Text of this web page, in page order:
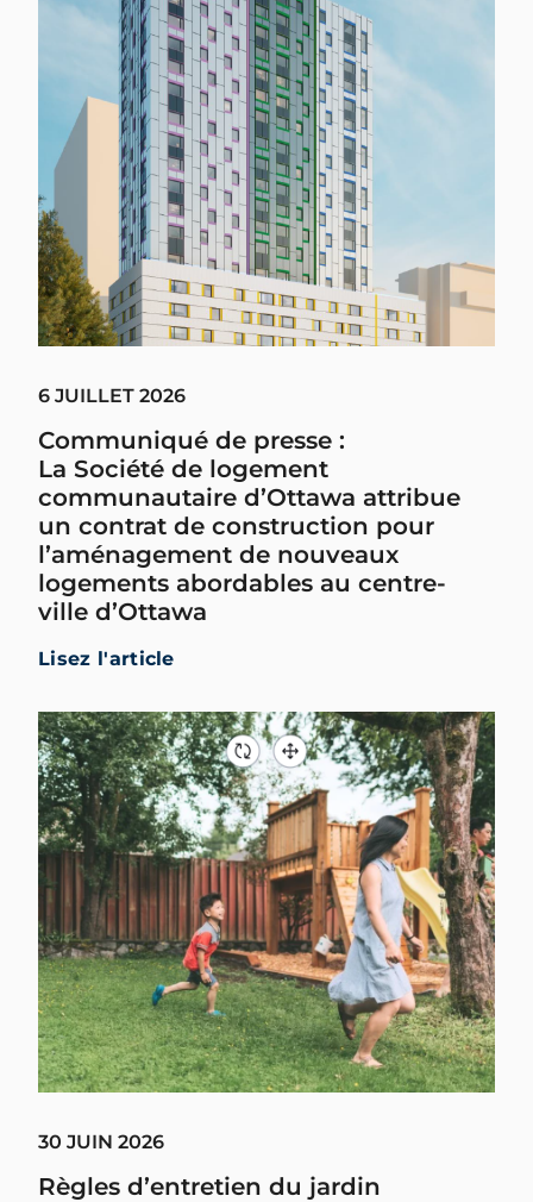
6 JUILLET 2026
Communiqué de presse :
La Société de logement
communautaire d’Ottawa attribue
un contrat de construction pour
l’aménagement de nouveaux
logements abordables au centre-
ville d’Ottawa
Lisez l'article
30 JUIN 2026
Règles d’entretien du jardin